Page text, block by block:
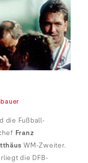
die Fußball-
Franz
WM-Zweiter.
die DFB-